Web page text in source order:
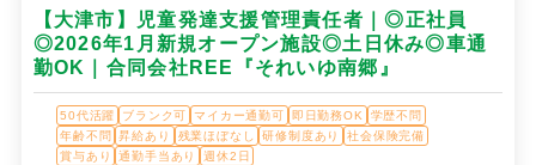
【大津市】児童発達支援管理責任者｜◎正社員
◎2026年1月新規オープン施設◎土日休み◎車通
勤OK｜合同会社REE『それいゆ南郷』
50代活躍 ブランク可 マイカー通勤可 即日勤務OK
学歴不問
年齢不問
昇給あり 残業ほぼなし 研修制度あり
社会保険完備
賞与あり
通勤手当あり 週休2日